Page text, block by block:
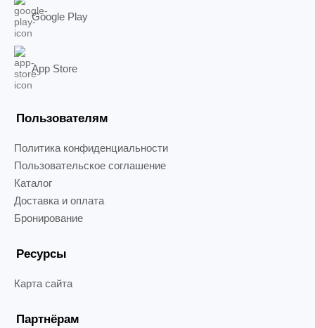
Google Play
App Store
Пользователям
Политика конфиденциальности
Пользовательское соглашение
Каталог
Доставка и оплата
Бронирование
Ресурсы
Карта сайта
Партнёрам